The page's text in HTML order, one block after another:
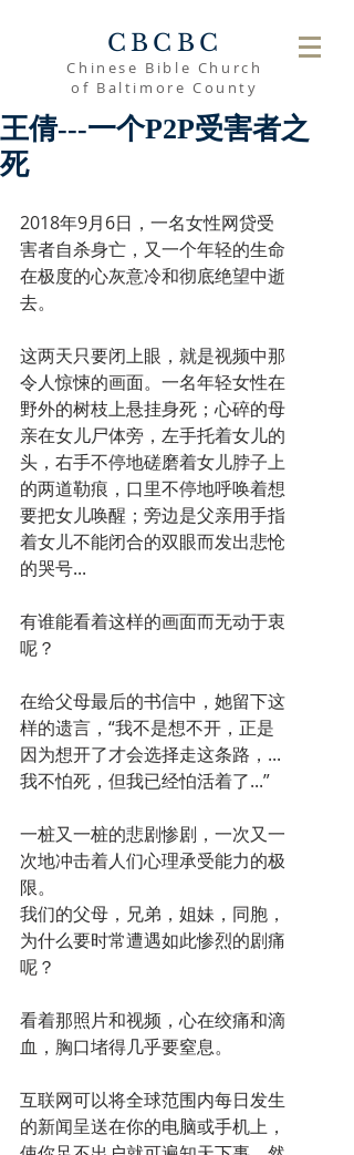
CBCBC
Chinese Bible Church
of Baltimore County
王倩---一个P2P受害者之
死
2018年9月6日，一名女性网贷受
害者自杀身亡，又一个年轻的生命
在极度的心灰意冷和彻底绝望中逝
去。
这两天只要闭上眼，就是视频中那
令人惊悚的画面。一名年轻女性在
野外的树枝上悬挂身死；心碎的母
亲在女儿尸体旁，左手托着女儿的
头，右手不停地磋磨着女儿脖子上
的两道勒痕，口里不停地呼唤着想
要把女儿唤醒；旁边是父亲用手指
着女儿不能闭合的双眼而发出悲怆
的哭号...
有谁能看着这样的画面而无动于衷
呢？
在给父母最后的书信中，她留下这
样的遗言，“我不是想不开，正是
因为想开了才会选择走这条路，...
我不怕死，但我已经怕活着了...”
一桩又一桩的悲剧惨剧，一次又一
次地冲击着人们心理承受能力的极
限。
我们的父母，兄弟，姐妹，同胞，
为什么要时常遭遇如此惨烈的剧痛
呢？
看着那照片和视频，心在绞痛和滴
血，胸口堵得几乎要窒息。
互联网可以将全球范围内每日发生
的新闻呈送在你的电脑或手机上，